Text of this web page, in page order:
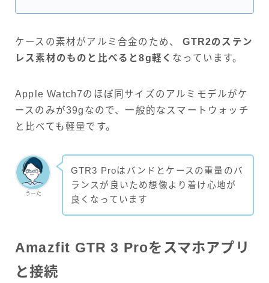
ケースの素材がアルミ合金のため、GTR2のステン
レス素材のものと比べると8g軽く なっています。
Apple Watch7のほぼ同サイズのアルミモデルがケ
ースのみが39gなので、一般的なスマートウォッチ
と比べても軽量です。
うーた
GTR3 Proはバンドとケースの重量のバ
ランスが良いため想像より着け心地が
良くなっています
Amazfit GTR 3 Proをスマホアプリ
と接続